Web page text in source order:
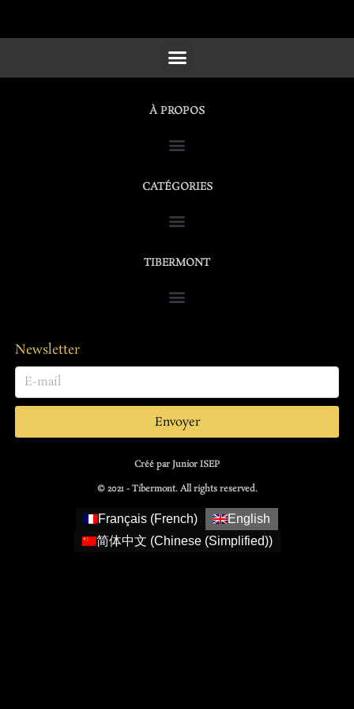
À PROPOS
CATÉGORIES
TIBERMONT
Newsletter
Envoyer
Créé par Junior ISEP
© 2021 - Tibermont. All rights reserved.
Français (French)
English
简体中文 (Chinese (Simplified))